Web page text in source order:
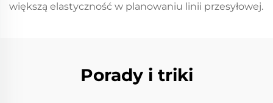
większą elastyczność w planowaniu linii przesyłowej.
Porady i triki